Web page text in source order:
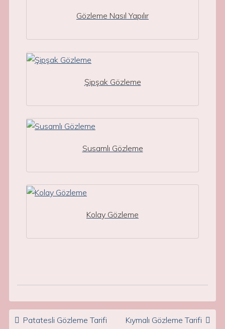
Gözleme Nasıl Yapılır
Şipşak Gözleme
Susamlı Gözleme
Kolay Gözleme
Post navigation
Patatesli Gözleme Tarifi Kıymalı Gözleme Tarifi